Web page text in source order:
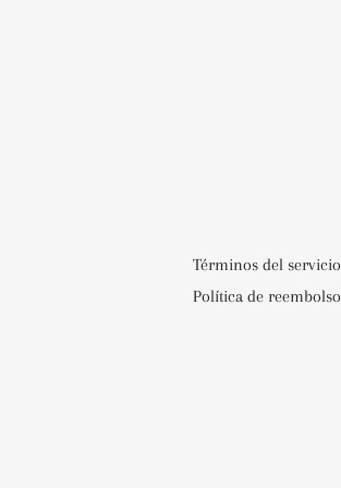
Términos del servicio
Política de reembolso